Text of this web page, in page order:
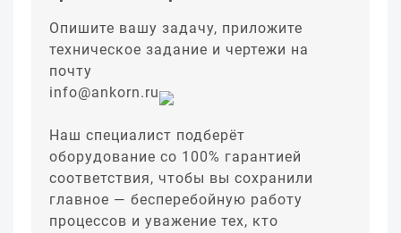
Опишите вашу задачу, приложите
техническое задание и чертежи на
почту
info@ankorn.ru
Наш специалист подберёт
оборудование со 100% гарантией
соответствия, чтобы вы сохранили
главное — бесперебойную работу
процессов и уважение тех, кто